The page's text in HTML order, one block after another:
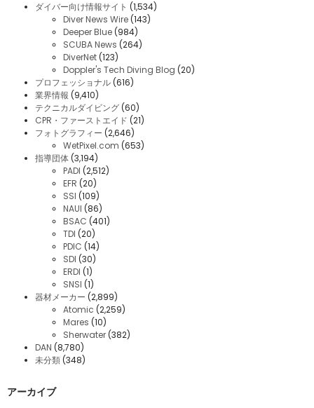
ダイバー向け情報サイト (1,534)
Diver News Wire (143)
Deeper Blue (984)
SCUBA News (264)
DiverNet (123)
Doppler's Tech Diving Blog (20)
プロフェッショナル (616)
業界情報 (9,410)
テクニカルダイビング (60)
CPR・ファーストエイド (21)
フォトグラフィー (2,646)
WetPixel.com (653)
指導団体 (3,194)
PADI (2,512)
EFR (20)
SSI (109)
NAUI (86)
BSAC (401)
TDI (20)
PDIC (14)
SDI (30)
ERDI (1)
SNSI (1)
器材メーカー (2,899)
Atomic (2,259)
Mares (10)
Sherwater (382)
DAN (8,780)
未分類 (348)
アーカイブ